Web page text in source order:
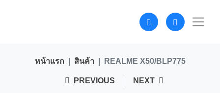
หน้าแรก สินค้า REALME X50/BLP775
PREVIOUS NEXT